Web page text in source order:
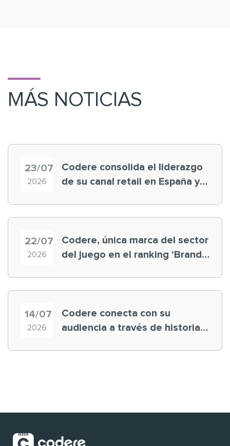
MÁS NOTICIAS
23/07
2026
Codere consolida el liderazgo
de su canal retail en España y
22/07
2026
Codere, única marca del sector
del juego en el ranking ‘Brand
14/07
2026
Codere conecta con su
audiencia a través de historias